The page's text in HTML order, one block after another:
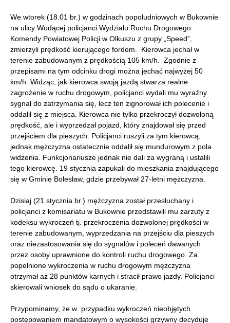
We wtorek (18.01 br.) w godzinach popołudniowych w Bukownie
na ulicy Wodącej policjanci Wydziału Ruchu Drogowego
Komendy Powiatowej Policji w Olkuszu z grupy „Speed”,
zmierzyli prędkość kierującego fordem. Kierowca jechał w
terenie zabudowanym z prędkością 105 km/h. Zgodnie z
przepisami na tym odcinku drogi można jechać najwyżej 50
km/h. Widząc, jak kierowca swoją jazdą stwarza realne
zagrożenie w ruchu drogowym,
policjanci wydali mu wyraźny
sygnał do zatrzymania się, lecz ten zignorował ich polecenie i
oddalił się z miejsca. Kierowca nie tylko przekroczył dozwoloną
prędkość, ale i wyprzedzał pojazd, który znajdował się przed
przejściem dla pieszych. Policjanci ruszyli za tym kierowcą,
jednak mężczyzna ostatecznie oddalił się mundurowym z pola
widzenia. Funkcjonariusze jednak nie dali za wygraną i ustalili
tego kierowcę. 19 stycznia zapukali do mieszkania znajdującego
się w Gminie Bolesław, gdzie przebywał 27-letni mężczyzna.
Dzisiaj (21 stycznia br.) mężczyzna został przesłuchany i
policjanci z komisariatu w Bukownie przedstawili mu zarzuty z
kodeksu wykroczeń tj. przekroczenia dozwolonej prędkości w
terenie zabudowanym, wyprzedzania na przejściu dla pieszych
oraz niezastosowania się do sygnałów i poleceń dawanych
przez osoby uprawnione do kontroli ruchu drogowego. Za
popełnione wykroczenia w ruchu drogowym mężczyzna
otrzymał aż 28 punktów karnych i stracił prawo jazdy. Policjanci
skierowali wniosek do sądu o ukaranie.
Przypominamy, że w przypadku wykroczeń nieobjętych
postępowaniem mandatowym o wysokości grzywny decyduje